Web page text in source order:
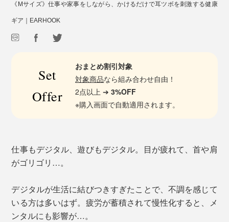
《Mサイズ》仕事や家事をしながら、かけるだけで耳ツボを刺激する健康
ギア｜EARHOOK
Set
Offer
おまとめ割引対象
対象商品なら組み合わせ自由！
2点以上 ➔3%OFF
※購入画面で自動適用されます。
仕事もデジタル、遊びもデジタル。目が疲れて、首や肩
がゴリゴリ…。
デジタルが生活に結びつきすぎたことで、不調を感じて
いる方は多いはず。疲労が蓄積されて慢性化すると、メ
ンタルにも影響が…。